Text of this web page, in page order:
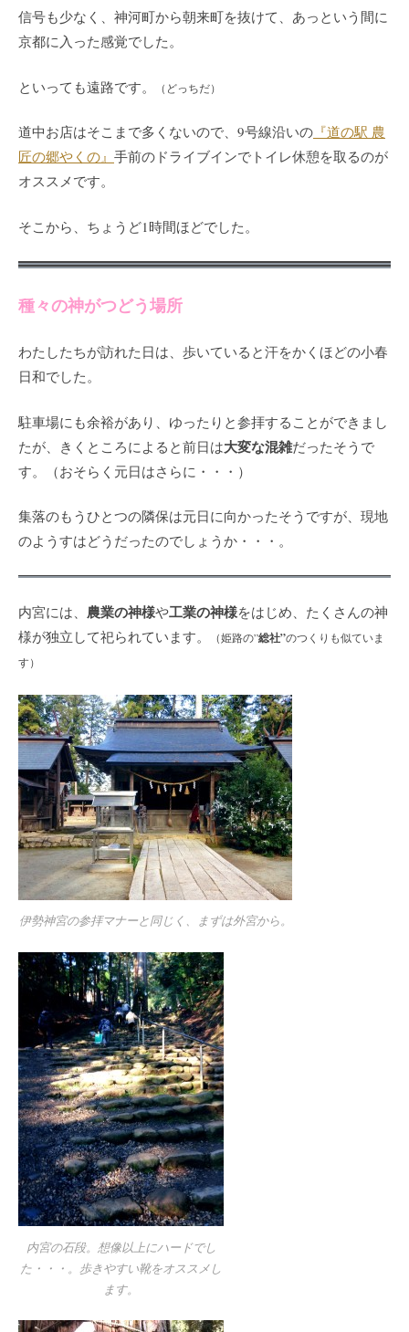
信号も少なく、神河町から朝来町を抜けて、あっという間に
京都に入った感覚でした。
といっても遠路です。 （どっちだ）
道中お店はそこまで多くないので、9号線沿いの 『道の駅 農
匠の郷やくの』 手前のドライブインでトイレ休憩を取るのが
オススメです。
そこから、ちょうど1時間ほどでした。
種々の神がつどう場所
わたしたちが訪れた日は、歩いていると汗をかくほどの小春
日和でした。
駐車場にも余裕があり、ゆったりと参拝することができまし
たが、きくところによると前日は大変な混雑だったそうで
す。（おそらく元日はさらに・・・）
集落のもうひとつの隣保は元日に向かったそうですが、現地
のようすはどうだったのでしょうか・・・。
内宮には、 農業の神様や工業の神様をはじめ、たくさんの神
様が独立して祀られています。
（姫路の”総社”のつくりも似ていま
す）
伊勢神宮の参拝マナーと同じく、まずは外宮から。
内宮の石段。想像以上にハードでし
た・・・。歩きやすい靴をオススメし
ます。